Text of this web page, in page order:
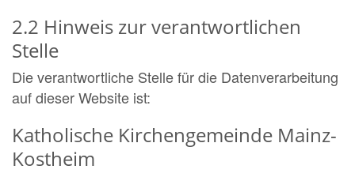
2.2 Hinweis zur verantwortlichen
Stelle
Die verantwortliche Stelle für die Datenverarbeitung
auf dieser Website ist:
Katholische Kirchengemeinde Mainz-
Kostheim